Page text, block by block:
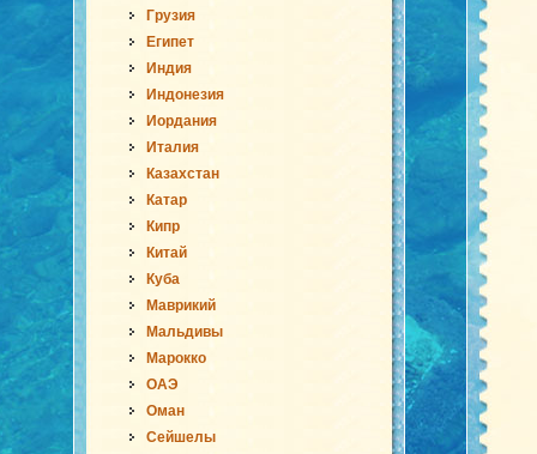
Грузия
Египет
Индия
Индонезия
Иордания
Италия
Казахстан
Катар
Кипр
Китай
Куба
Маврикий
Мальдивы
Марокко
ОАЭ
Оман
Сейшелы